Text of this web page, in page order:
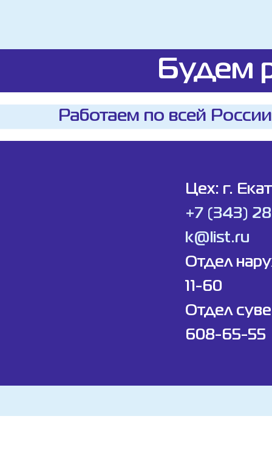
Будем
Работаем по всей
Цех: г.
+7 (343)
k@list.ru
Отдел
11-60
Отдел
608-65-55